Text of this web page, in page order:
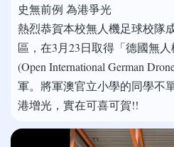
史無前例 為港爭光
熱烈恭賀本校無人機足球校隊
區，在3月23日取得「德國無人
(Open International German
軍。將軍澳官立小學的同學不
港增光，實在可喜可賀!!